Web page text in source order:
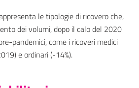
le tipologie di ricovero che,
dei volumi, dopo il calo del 2020
pandemici, come i ricoveri medici
e ordinari (-14%).